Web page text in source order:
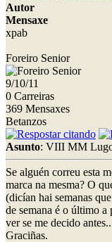
Autor
Mensaxe
xpab
Foreiro Senior
9/10/11
0 Carreiras
369 Mensaxes
Betanzos
Asunto: VIII MM
Se alguén correu esta
marca na mesma? O
(dicían hai semanas
de semana é o último a
ver se me decido
Graciñas.